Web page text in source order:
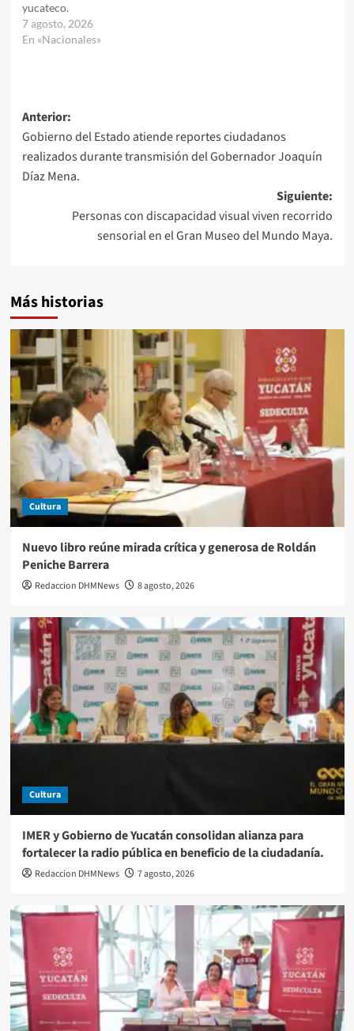
yucateco.
7 agosto, 2026
En «Nacionales»
Navegación
de
entradas
Anterior:
Gobierno del Estado atiende reportes ciudadanos
realizados durante transmisión del Gobernador Joaquín
Díaz Mena.
Siguiente:
Personas con discapacidad visual viven recorrido
sensorial en el Gran Museo del Mundo Maya.
Más historias
Cultura
Nuevo libro reúne mirada crítica y generosa de Roldán
Peniche Barrera
Redaccion DHMNews 8 agosto, 2026
Cultura
IMER y Gobierno de Yucatán consolidan alianza para
fortalecer la radio pública en beneficio de la ciudadanía.
Redaccion DHMNews 7 agosto, 2026